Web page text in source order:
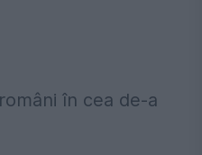
în cea de-a